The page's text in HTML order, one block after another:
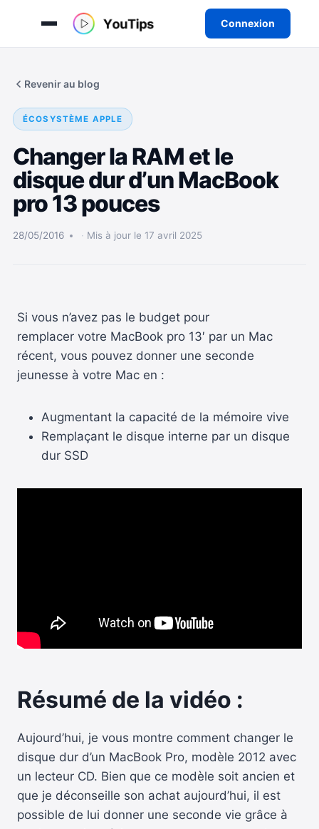
Connexion
Revenir au blog
ÉCOSYSTÈME APPLE
Changer la RAM et le
disque dur d’un MacBook
pro 13 pouces
28/05/2016 Mis à jour le 17 avril 2025
Si vous n’avez pas le budget pour
remplacer votre MacBook pro 13′ par un Mac
récent, vous pouvez donner une seconde
jeunesse à votre Mac en :
Augmentant la capacité de la mémoire vive
Remplaçant le disque interne par un disque
dur SSD
Résumé de la vidéo :
Aujourd’hui, je vous montre comment changer le
disque dur d’un MacBook Pro, modèle 2012 avec
un lecteur CD. Bien que ce modèle soit ancien et
que je déconseille son achat aujourd’hui, il est
possible de lui donner une seconde vie grâce à